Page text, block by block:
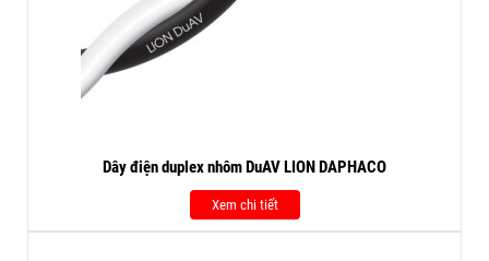
Dây điện duplex nhôm DuAV LION DAPHACO
Xem chi tiết